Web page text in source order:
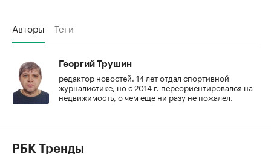
Авторы Теги
Георгий Трушин
редактор новостей. 14 лет отдал спортивной
журналистике, но с 2014 г. переориентировался на
недвижимость, о чем еще ни разу не пожалел.
РБК Тренды